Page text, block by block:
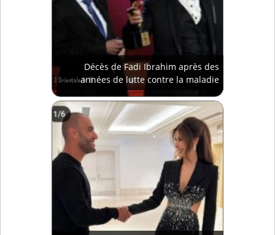
Décès de Fadi Ibrahim après des
années de lutte contre la maladie